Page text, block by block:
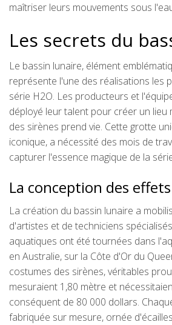
maîtriser leurs mouvements sous
Les secrets du
Le bassin lunaire, élément
représente l'une des réalisations les
série H2O. Les producteurs et
déployé leur talent pour créer un lieu
des sirènes prend vie. Cette grotte
iconique, a nécessité des mois de
capturer l'essence magique de la
La conception des
La création du bassin lunaire a
d'artistes et de techniciens
aquatiques ont été tournées dans
en Australie, sur la Côte d'Or du
costumes des sirènes, véritables
mesuraient 1,80 mètre et
conséquent de 80 000 dollars.
fabriquée sur mesure, ornée